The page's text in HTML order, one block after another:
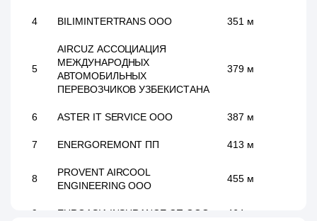
4 BILIMINTERTRANS ООО 351 м
5
AIRCUZ АССОЦИАЦИЯ
МЕЖДУНАРОДНЫХ
АВТОМОБИЛЬНЫХ
ПЕРЕВОЗЧИКОВ УЗБЕКИСТАНА
379 м
6 ASTER IT SERVICE ООО 387 м
7 ENERGOREMONT ПП 413 м
8
PROVENT AIRCOOL
ENGINEERING ООО
455 м
9 EUROASIA INSURANCE СП ООО 464 м